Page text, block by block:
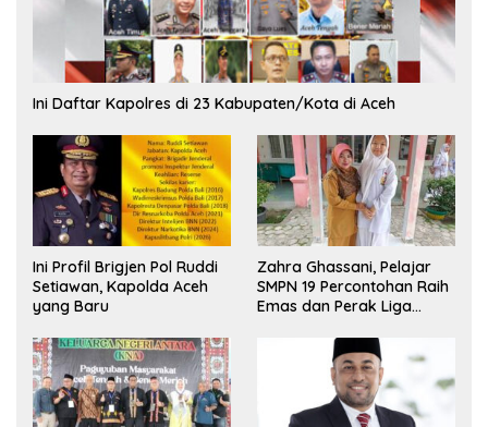
Ini Daftar Kapolres di 23 Kabupaten/Kota di Aceh
Ini Profil Brigjen Pol Ruddi
Setiawan, Kapolda Aceh
yang Baru
Zahra Ghassani, Pelajar
SMPN 19 Percontohan Raih
Emas dan Perak Liga